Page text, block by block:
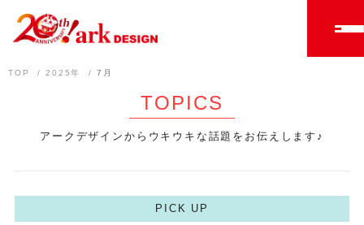
TOP 2025年 7月
TOPICS
アークデザインからウキウキな話題をお伝えします♪
PICK UP